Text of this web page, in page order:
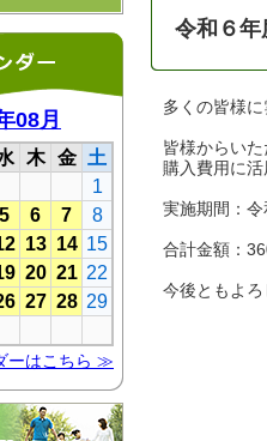
令和６
多くの皆様
皆様からい
購入費用に活
実施期間：
合計金額：
今後ともよろ